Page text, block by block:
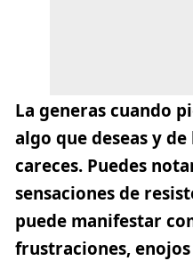
La generas cuando
algo que deseas y
careces. Puedes
sensaciones de
puede manifestar
frustraciones,